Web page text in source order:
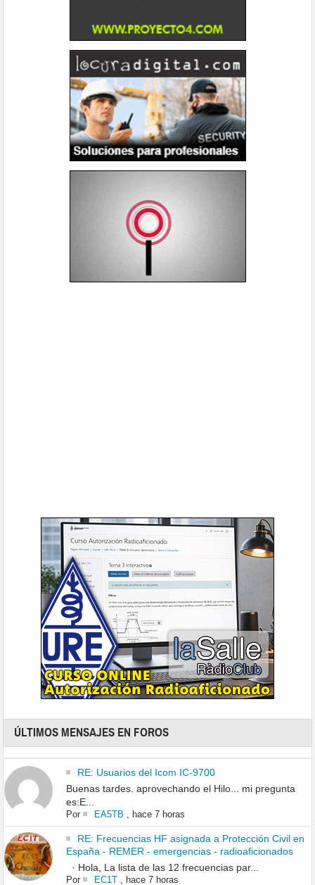
ÚLTIMOS MENSAJES EN FOROS
RE: Usuarios del Icom IC-9700
Buenas tardes. aprovechando el Hilo... mi pregunta
es:E...
Por EA5TB hace 7 horas
RE: Frecuencias HF asignada a Protección Civil en
España - REMER - emergencias - radioaficionados
· Hola, La lista de las 12 frecuencias par...
Por EC1T, hace 7 horas